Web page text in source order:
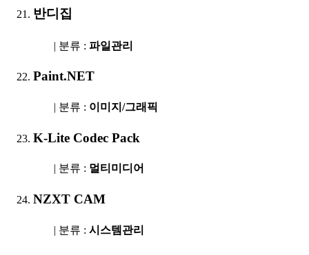
반디집
| 분류 : 파일관리
Paint.NET
| 분류 : 이미지/그래픽
K-Lite Codec Pack
| 분류 : 멀티미디어
NZXT CAM
| 분류 : 시스템관리